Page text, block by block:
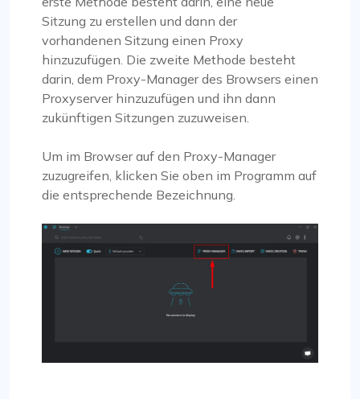
Sitzung zu erstellen und dann der
vorhandenen Sitzung einen Proxy
hinzuzufügen. Die zweite Methode besteht
darin, dem Proxy-Manager des Browsers einen
Proxyserver hinzuzufügen und ihn dann
zukünftigen Sitzungen zuzuweisen.
Um im Browser auf den Proxy-Manager
zuzugreifen, klicken Sie oben im Programm auf
die entsprechende Bezeichnung.